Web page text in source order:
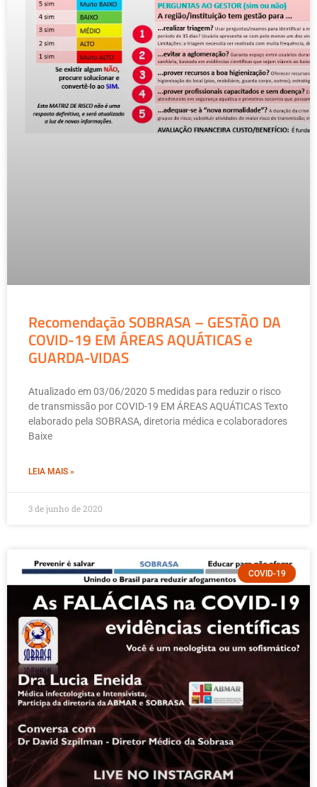
Recomendação SOBRASA – GESTÃO DA
COVID-19 EM ÁREAS AQUÁTICAS e
GUARDA-VIDAS
Atualizado em 03/06/2020 5 medidas para reduzir o risco
de transmissão por COVID-19 EM ÁREAS AQUÁTICAS Texto
elaborado pela SOBRASA, diretoria médica e colaboradores
Baixe
LEIA MAIS »
3 de junho de 2020
COVID-19